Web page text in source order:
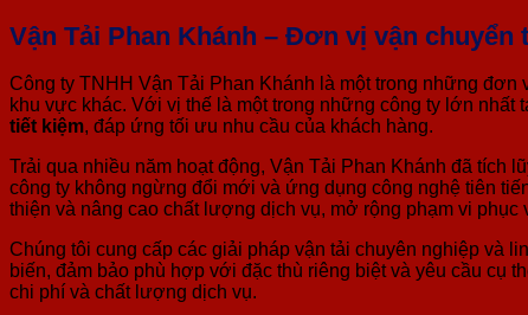
Vận Tải Phan Khánh – Đơn vị vận
Công ty TNHH Vận Tải Phan Khánh là một trong những
khu vực khác. Với vị thế là một trong những công ty lớn
tiết kiệm, đáp ứng tối ưu nhu cầu của khách hàng.
Trải qua nhiều năm hoạt động, Vận Tải Phan Khánh đã tích
công ty không ngừng đổi mới và ứng dụng công nghệ tiên
thiện và nâng cao chất lượng dịch vụ, mở rộng phạm vi
Chúng tôi cung cấp các giải pháp vận tải chuyên nghiệp và
biến, đảm bảo phù hợp với đặc thù riêng biệt và yêu cầu cụ
chi phí và chất lượng dịch vụ.